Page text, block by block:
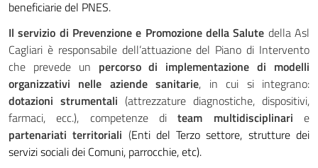
beneficiarie del PNES.
Il servizio di Prevenzione e Promozione della Salute della Asl
Cagliari è responsabile dell’attuazione del Piano di Intervento
che prevede un percorso di implementazione di modelli
organizzativi nelle aziende sanitarie, in cui si integrano:
dotazioni strumentali (attrezzature diagnostiche, dispositivi,
farmaci, ecc.), competenze diteam multidisciplinari e
partenariati territoriali (Enti del Terzo settore, strutture dei
servizi sociali dei Comuni, parrocchie, etc).